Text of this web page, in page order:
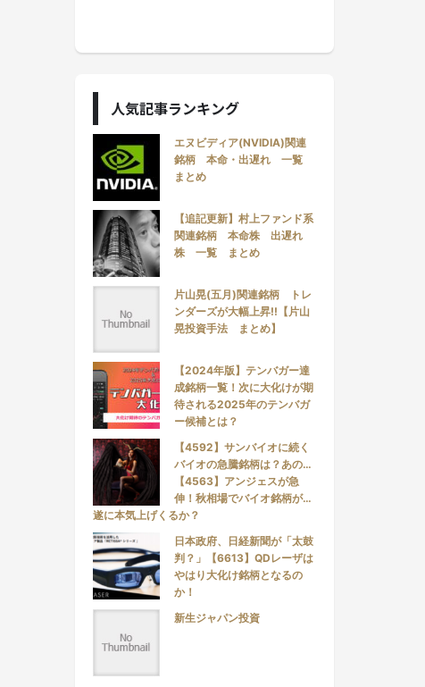
人気記事ランキング
エヌビディア(NVIDIA)関連
銘柄 本命・出遅れ 一覧
まとめ
【追記更新】村上ファンド系
関連銘柄 本命株 出遅れ
株 一覧 まとめ
片山晃(五月)関連銘柄 トレ
ンダーズが大幅上昇!!【片山
晃投資手法 まとめ】
【2024年版】テンバガー達
成銘柄一覧！次に大化けが期
待される2025年のテンバガ
ー候補とは？
【4592】サンバイオに続く
バイオの急騰銘柄は？あの…
【4563】アンジェスが急
伸！秋相場でバイオ銘柄が…
遂に本気上げくるか？
日本政府、日経新聞が「太鼓
判？」【6613】QDレーザは
やはり大化け銘柄となるの
か！
新生ジャパン投資